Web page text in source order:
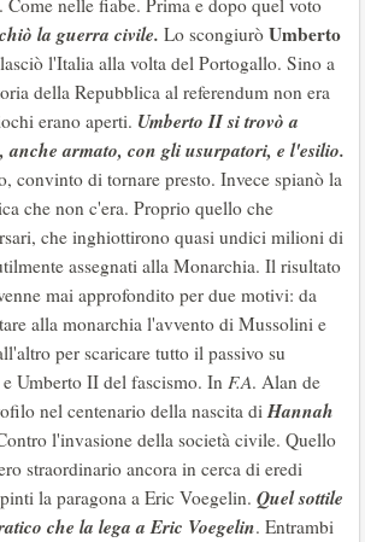
nelle fiabe. Prima e dopo quel voto
la guerra civile. Lo scongiurò Umberto
l'Italia alla volta del Portogallo. Sino a
della Repubblica al referendum non era
erano aperti. Umberto II si trovò a
anche armato, con gli usurpatori, e l'esilio.
convinto di tornare presto. Invece spianò la
che non c'era. Proprio quello che
che inghiottirono quasi undici milioni di
assegnati alla Monarchia. Il risultato
mai approfondito per due motivi: da
alla monarchia l'avvento di Mussolini e
per scaricare tutto il passivo su
Umberto II del fascismo. In F.A. Alan de
nel centenario della nascita diHannah
l'invasione della società civile. Quello
straordinario ancora in cerca di eredi
la paragona a Eric Voegelin. Quel sottile
che la lega a Eric Voegelin. Entrambi